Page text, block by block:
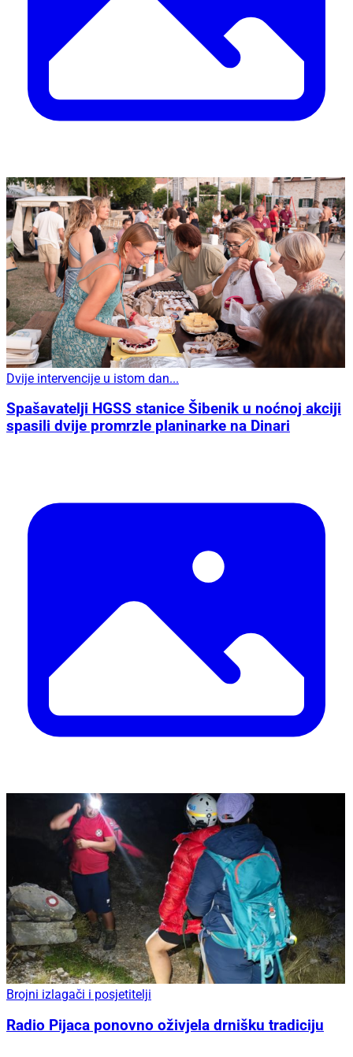
Dvije intervencije u istom dan...
Spašavatelji HGSS stanice Šibenik u noćnoj akciji
spasili dvije promrzle planinarke na Dinari
Brojni izlagači i posjetitelji
Radio Pijaca ponovno oživjela drnišku tradiciju